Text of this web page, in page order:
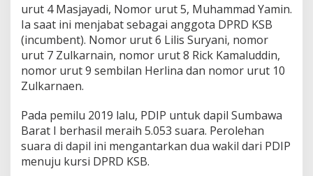
urut 4 Masjayadi, Nomor urut 5, Muhammad Yamin.
Ia saat ini menjabat sebagai anggota DPRD KSB
(incumbent). Nomor urut 6 Lilis Suryani, nomor
urut 7 Zulkarnain, nomor urut 8 Rick Kamaluddin,
nomor urut 9 sembilan Herlina dan nomor urut 10
Zulkarnaen.
Pada pemilu 2019 lalu, PDIP untuk dapil Sumbawa
Barat I berhasil meraih 5.053 suara. Perolehan
suara di dapil ini mengantarkan dua wakil dari PDIP
menuju kursi DPRD KSB.